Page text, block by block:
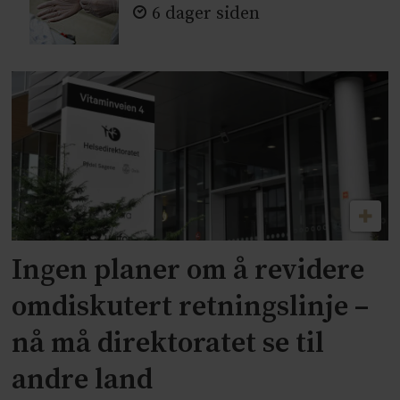
6 dager siden
Ingen planer om å revidere
omdiskutert retningslinje –
nå må direktoratet se til
andre land